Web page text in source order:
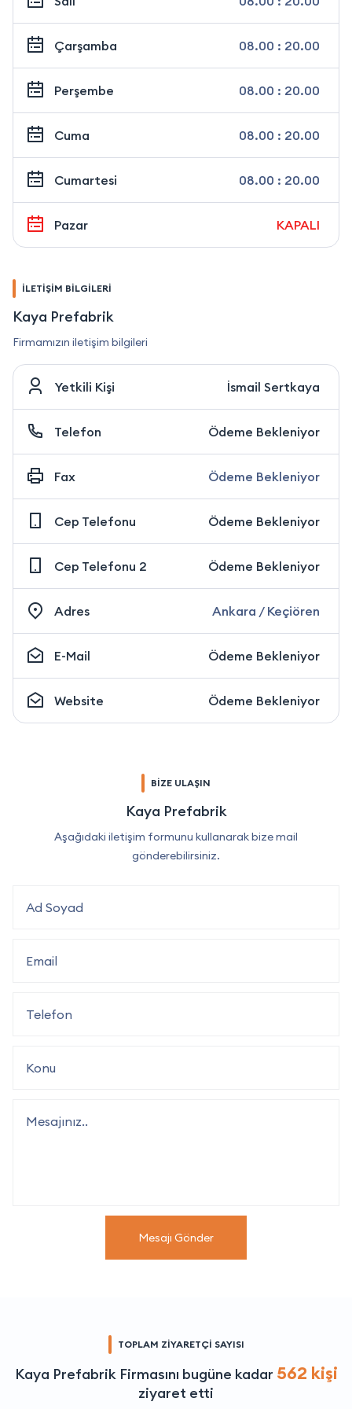
Çarşamba 08.00 : 20.00
Perşembe 08.00 : 20.00
Cuma 08.00 : 20.00
Cumartesi 08.00 : 20.00
Pazar KAPALI
İLETİŞİM BİLGİLERİ
Kaya Prefabrik
Firmamızın iletişim bilgileri
Yetkili Kişi İsmail Sertkaya
Telefon Ödeme Bekleniyor
Fax Ödeme Bekleniyor
Cep Telefonu Ödeme Bekleniyor
Cep Telefonu 2 Ödeme Bekleniyor
Adres Ankara / Keçiören
E-Mail Ödeme Bekleniyor
Website Ödeme Bekleniyor
BİZE ULAŞIN
Kaya Prefabrik
Aşağıdaki iletişim formunu kullanarak bize mail
gönderebilirsiniz.
Mesajı Gönder
TOPLAM ZİYARETÇİ SAYISI
Kaya Prefabrik Firmasını bugüne kadar 562 kişi
ziyaret etti